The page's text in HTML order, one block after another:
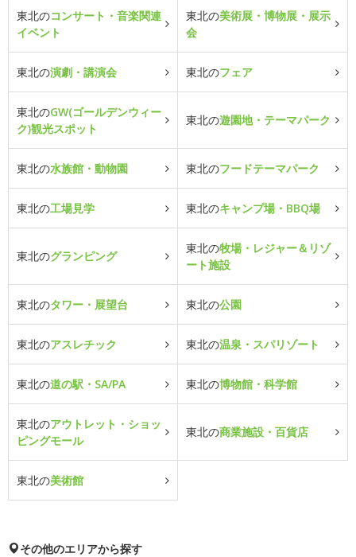
東北のコンサート・音楽関連
イベント
東北の美術展・博物展・展示
会
東北の演劇・講演会 東北のフェア
東北のGW(ゴールデンウィー
ク)観光スポット
東北の遊園地・テーマパーク
東北の水族館・動物園 東北のフードテーマパーク
東北の工場見学 東北のキャンプ場・BBQ場
東北のグランピング
東北の牧場・レジャー＆リゾ
ート施設
東北のタワー・展望台 東北の公園
東北のアスレチック 東北の温泉・スパリゾート
東北の道の駅・SA/PA 東北の博物館・科学館
東北のアウトレット・ショッ
ピングモール
東北の商業施設・百貨店
東北の美術館
その他のエリアから探す